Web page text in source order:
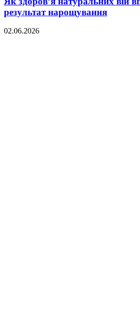
результат нарощування
02.06.2026